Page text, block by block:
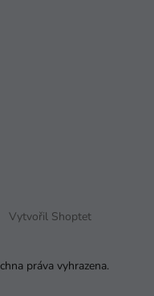
Vytvořil Shoptet
práva vyhrazena.